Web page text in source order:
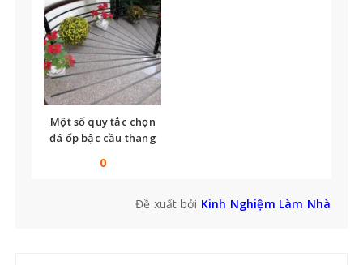
Một số quy tắc chọn
đá ốp bậc cầu thang
0
Đề xuất bởi Kinh Nghiệm Làm Nhà